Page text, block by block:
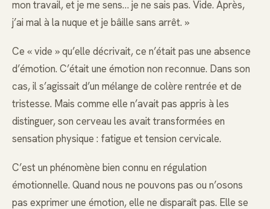
mon travail, et je me sens… je ne sais pas. Vide. Après,
j’ai mal à la nuque et je bâille sans arrêt. »
Ce « vide » qu’elle décrivait, ce n’était pas une absence
d’émotion. C’était une émotion non reconnue. Dans son
cas, il s’agissait d’un mélange de colère rentrée et de
tristesse. Mais comme elle n’avait pas appris à les
distinguer, son cerveau les avait transformées en
sensation physique : fatigue et tension cervicale.
C’est un phénomène bien connu en régulation
émotionnelle. Quand nous ne pouvons pas ou n’osons
pas exprimer une émotion, elle ne disparaît pas. Elle se